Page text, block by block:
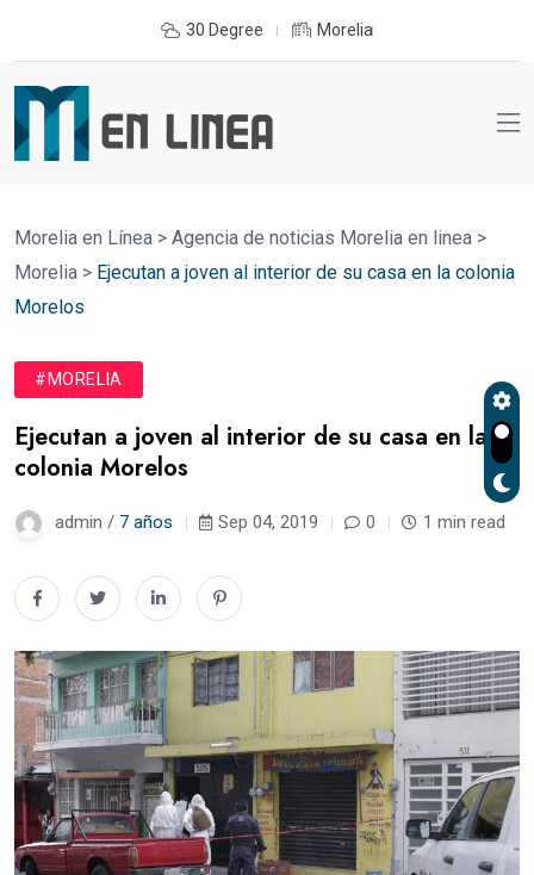
30 Degree Morelia
Morelia en Línea > Agencia de noticias Morelia en linea >
Morelia > Ejecutan a joven al interior de su casa en la colonia
Morelos
#MORELIA
Ejecutan a joven al interior de su casa en la
colonia Morelos
admin / 7 años Sep 04, 2019 0 1 min read